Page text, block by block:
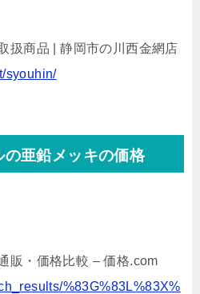
扱商品 | 静岡市の川西金網店
syouhin/
亜鉛メッキの価格
販・価格比較 – 価格.com
%83G%83L%83X%